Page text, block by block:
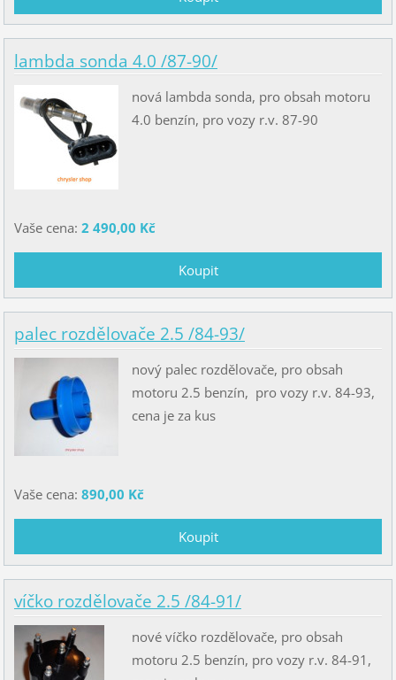
lambda sonda 4.0 /87-90/
nová lambda sonda, pro obsah motoru
4.0 benzín, pro vozy r.v. 87-90
Vaše cena: 2 490,00 Kč
palec rozdělovače 2.5 /84-93/
nový palec rozdělovače, pro obsah
motoru 2.5 benzín, pro vozy r.v. 84-93,
cena je za kus
Vaše cena: 890,00 Kč
víčko rozdělovače 2.5 /84-91/
nové víčko rozdělovače, pro obsah
motoru 2.5 benzín, pro vozy r.v. 84-91,